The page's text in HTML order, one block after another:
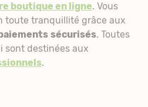
boutique en ligne. Vous
toute tranquillité grâce aux
sécurisés. Toutes
sont destinées aux
.